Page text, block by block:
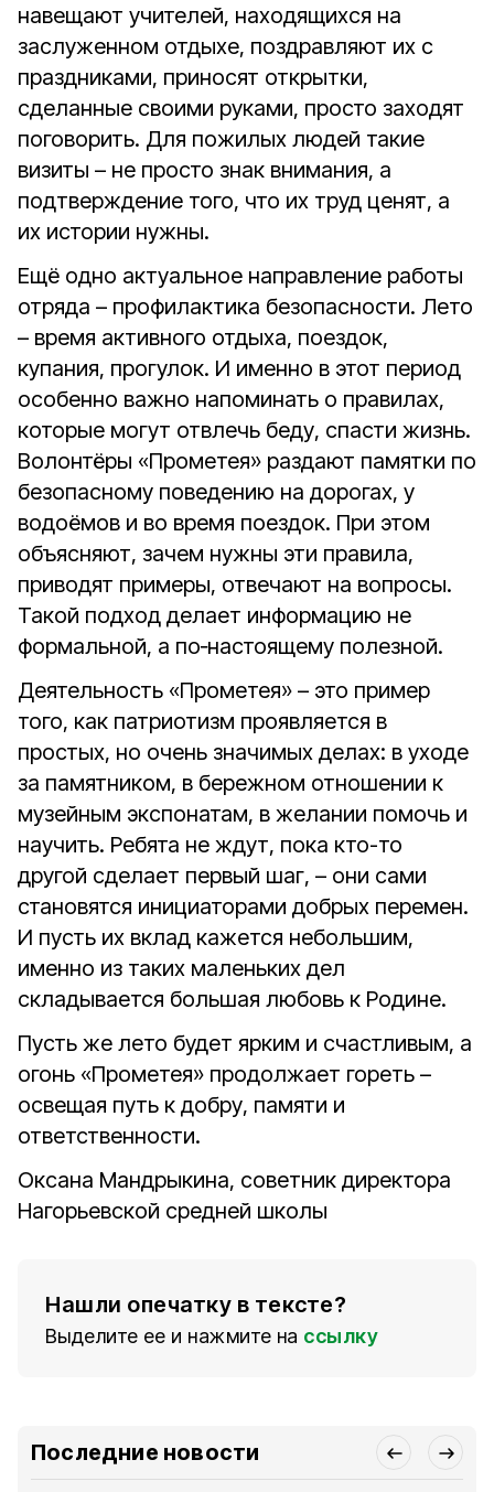
навещают учителей, находящихся на
заслуженном отдыхе, поздравляют их с
праздниками, приносят открытки,
сделанные своими руками, просто заходят
поговорить. Для пожилых людей такие
визиты – не просто знак внимания, а
подтверждение того, что их труд ценят, а
их истории нужны.
Ещё одно актуальное направление работы
отряда – профилактика безопасности. Лето
– время активного отдыха, поездок,
купания, прогулок. И именно в этот период
особенно важно напоминать о правилах,
которые могут отвлечь беду, спасти жизнь.
Волонтёры «Прометея» раздают памятки по
безопасному поведению на дорогах, у
водоёмов и во время поездок. При этом
объясняют, зачем нужны эти правила,
приводят примеры, отвечают на вопросы.
Такой подход делает информацию не
формальной, а по‑настоящему полезной.
Деятельность «Прометея» – это пример
того, как патриотизм проявляется в
простых, но очень значимых делах: в уходе
за памятником, в бережном отношении к
музейным экспонатам, в желании помочь и
научить. Ребята не ждут, пока кто-то
другой сделает первый шаг, – они сами
становятся инициаторами добрых перемен.
И пусть их вклад кажется небольшим,
именно из таких маленьких дел
складывается большая любовь к Родине.
Пусть же лето будет ярким и счастливым, а
огонь «Прометея» продолжает гореть –
освещая путь к добру, памяти и
ответственности.
Оксана Мандрыкина, советник директора
Нагорьевской средней школы
Нашли опечатку в тексте?
Выделите ее и нажмите на ссылку
Последние новости